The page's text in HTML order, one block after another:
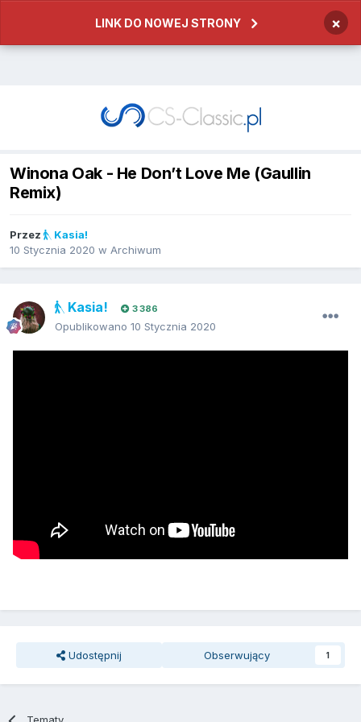
LINK DO NOWEJ STRONY ×
Winona Oak - He Don’t Love Me (Gaullin
Remix)
Przez
Kasia!
10 Stycznia 2020 w Archiwum
Kasia! 3 386
Opublikowano 10 Stycznia 2020
Udostępnij Obserwujący 1